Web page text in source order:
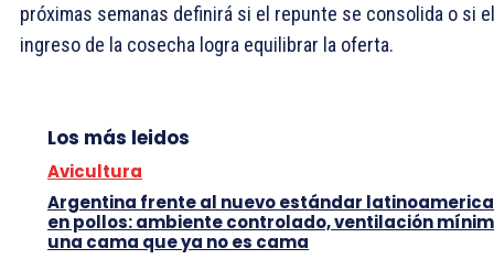
próximas semanas definirá si el repunte se consolida o si el
ingreso de la cosecha logra equilibrar la oferta.
Los más leidos
Avicultura
Argentina frente al nuevo estándar
en pollos: ambiente controlado, ventilación
una cama que ya no es cama